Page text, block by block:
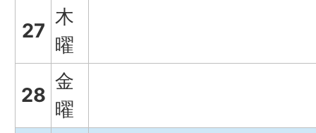
27
木
曜
28
金
曜